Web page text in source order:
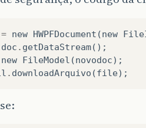
= new HWPFDocument (new
doc . getDataStream();
new FileModel (novodoc);
. downloadArquivo (file);